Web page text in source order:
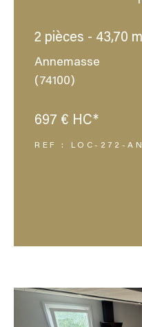
2 pièces - 43,70
Annemasse
(74100)
697 € HC*
REF : LOC-272-